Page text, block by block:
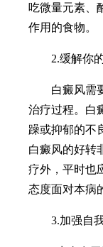
吃微量元素、
作用的食物。
2.缓解你的
白癜风需要
治疗过程。白
躁或抑郁的不
白癜风的好转
疗外，平时也
态度面对本病
3.加强自我